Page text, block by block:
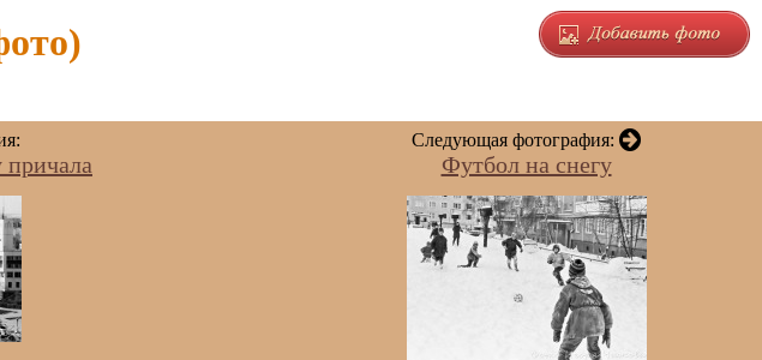
Следующая фотография:
Футбол на снегу